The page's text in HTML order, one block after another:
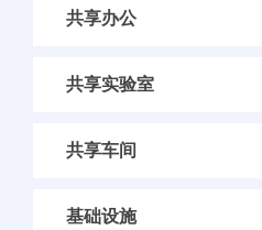
共享办公
共享实验室
共享车间
基础设施